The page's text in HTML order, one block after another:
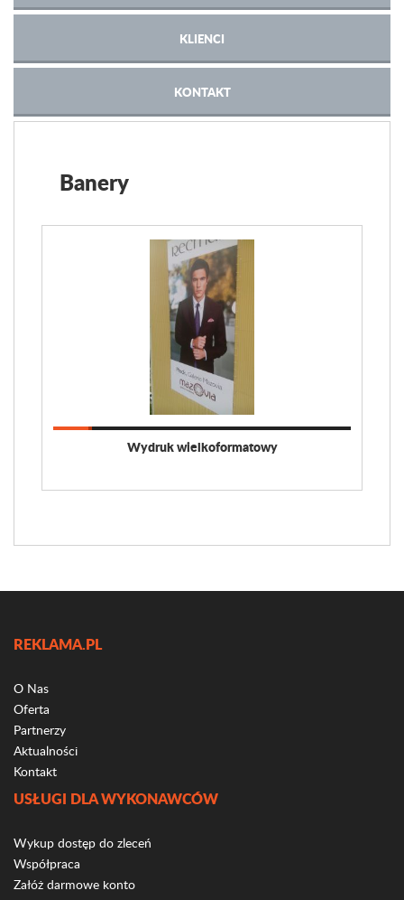
KLIENCI
KONTAKT
Banery
Wydruk wielkoformatowy
REKLAMA.PL
O Nas
Oferta
Partnerzy
Aktualności
Kontakt
USŁUGI DLA WYKONAWCÓW
Wykup dostęp do zleceń
Współpraca
Załóż darmowe konto